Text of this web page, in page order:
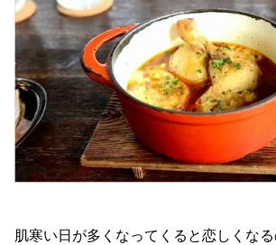
肌寒い日が多くなってくると恋しくな